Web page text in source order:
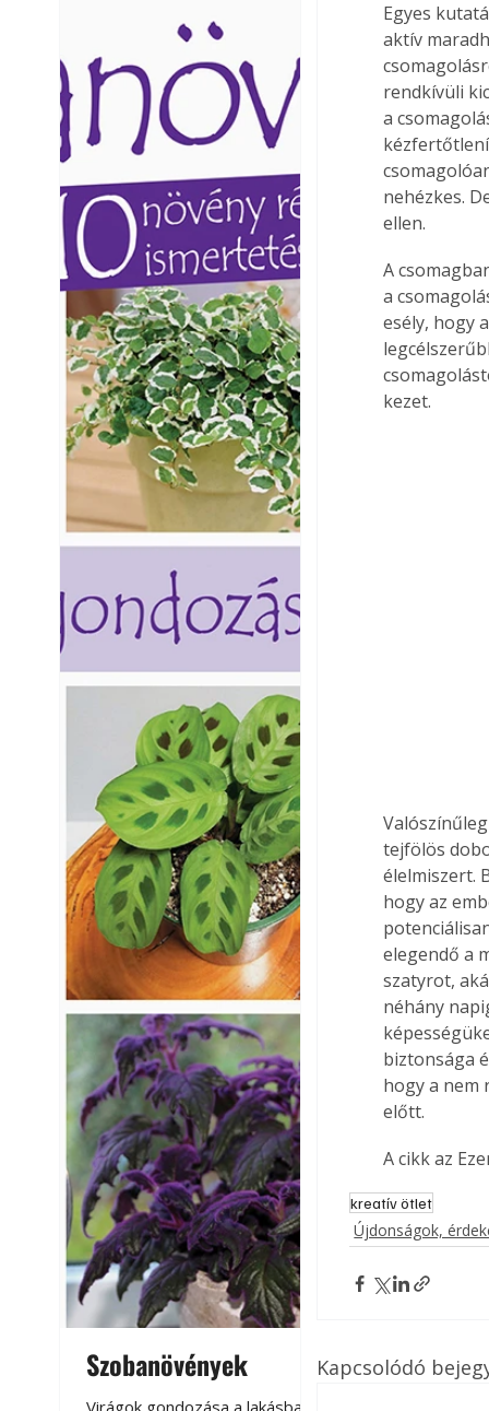
mert: – t
Szobanövények
Virágoskert:
Egyes
aktív
rendkívüli
a
nehézkes.
ellen.
A
a
esély, hogy
kezet.
tejfölös
élelmiszert.
hogy az
elegendő a
szatyrot,
néhány
biztonsága
hogy a nem
előtt.
A cikk az
kreatív ötlet
Újdonságok,
Kapcsolódó